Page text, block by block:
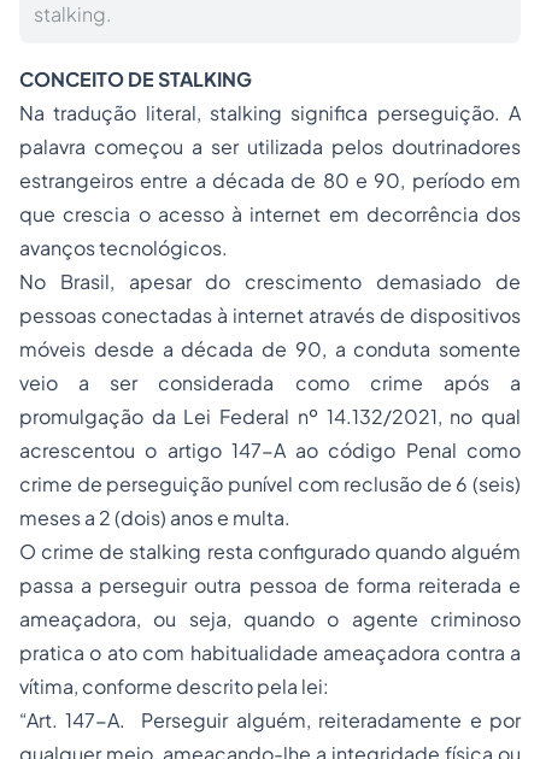
stalking.
CONCEITO DESTALKING
Na tradução literal, stalking significa perseguição. A
palavra começou a ser utilizada pelos doutrinadores
estrangeiros entre a década de 80 e 90, período em
que crescia o acesso à internet em decorrência dos
avanços tecnológicos.
No Brasil, apesar do crescimento demasiado de
pessoas conectadas à internet através de dispositivos
móveis desde a década de 90, a conduta somente
veio a ser considerada como crime após a
promulgação da Lei Federal nº 14.132/2021, no qual
acrescentou o artigo 147-A ao código Penal como
crime de perseguição punível com reclusão de 6 (seis)
meses a 2 (dois) anos e multa.
O crime de stalking resta configurado quando alguém
passa a perseguir outra pessoa de forma reiterada e
ameaçadora, ou seja, quando o agente criminoso
pratica o ato com habitualidade ameaçadora contra a
vítima, conforme descrito pela lei:
“Art. 147-A. Perseguir alguém, reiteradamente e por
qualquer meio, ameaçando-lhe a integridade física ou